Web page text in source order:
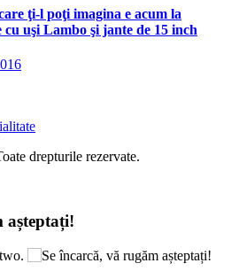
ţi-l poţi imagina e acum la
uşi Lambo şi jante de 15 inch
drepturile rezervate.
așteptați!